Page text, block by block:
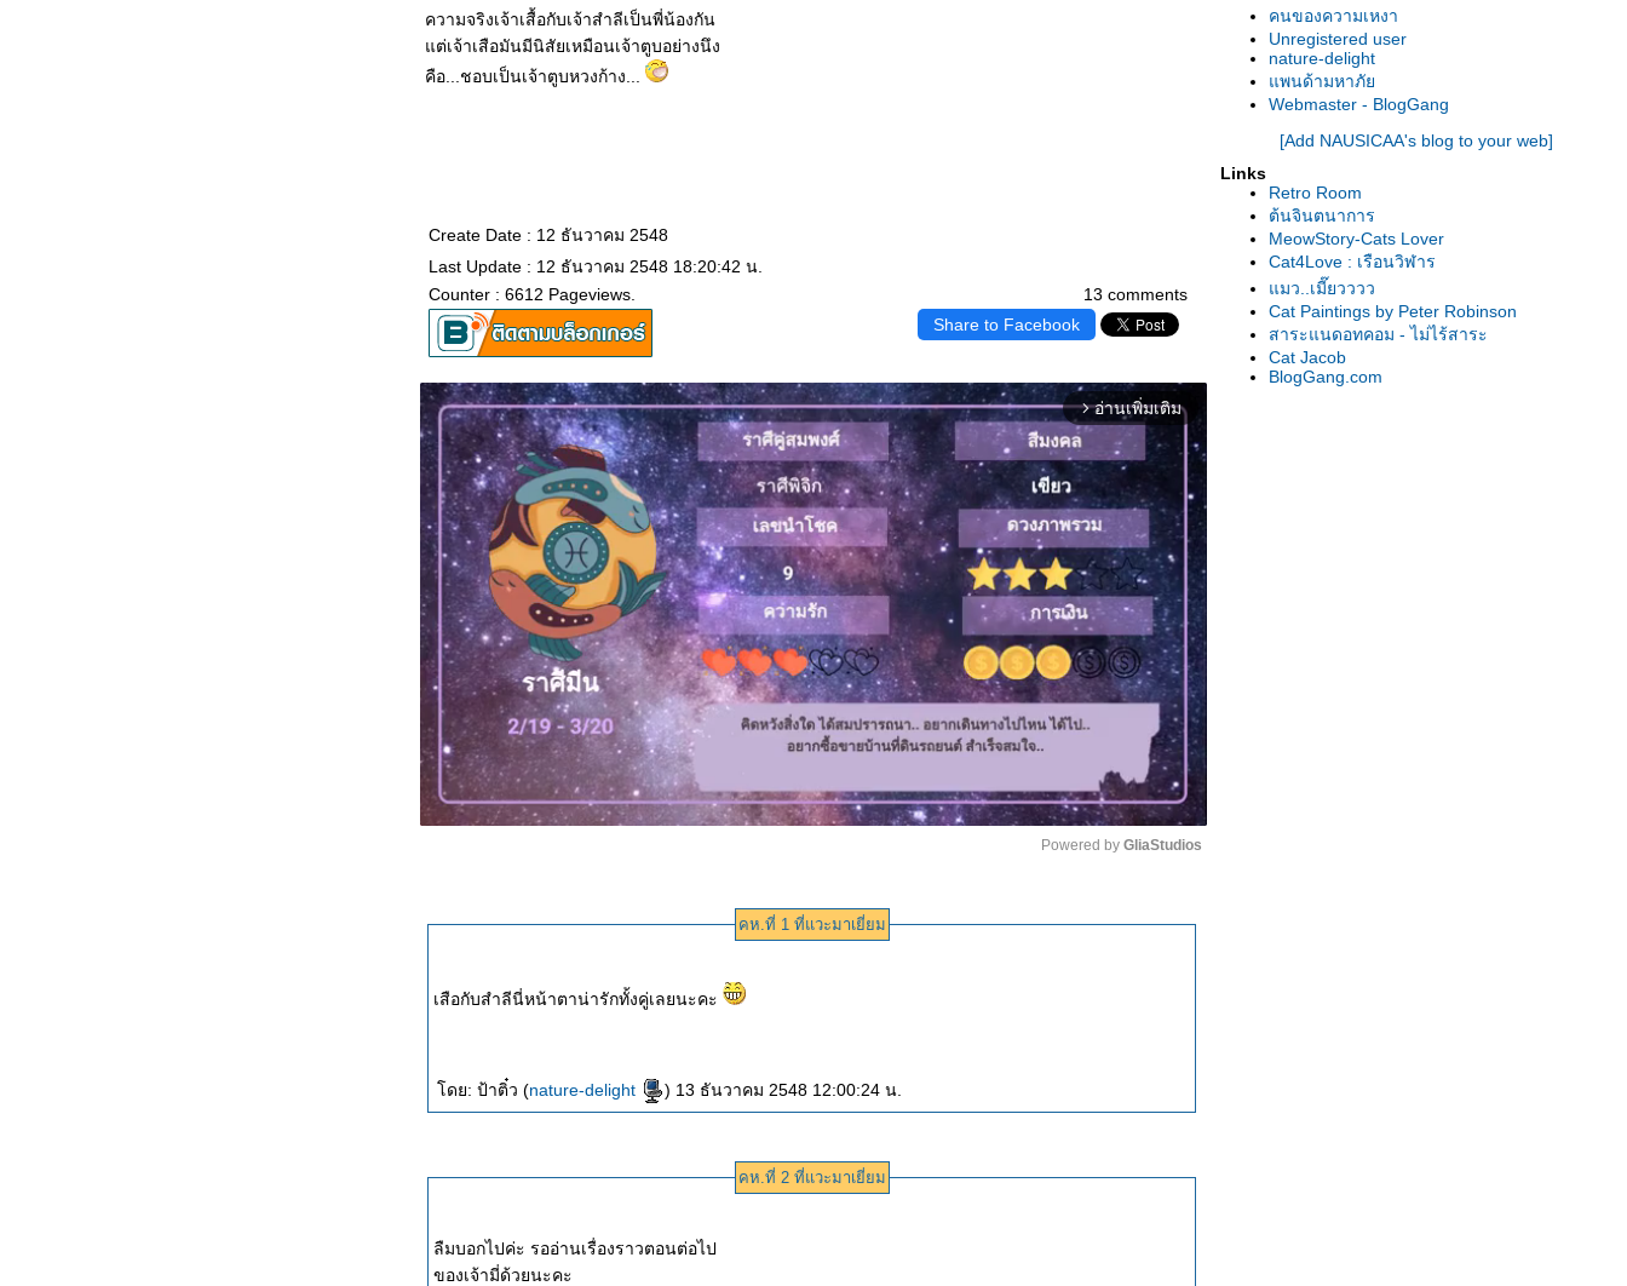
ความจริงเจ้าเสื้อกับเจ้าสำลีเป็นพี่น้องกัน
ต่เจ้าเสือมันมีนิสัยเหมือนเจ้าตูบอย่างนึง
คือ...ชอบเป็นเจ้าตูบหวงก้าง...
Create Date : 12 ธันวาคม 2548
13 comments
Last Update : 12 ธันวาคม 2548 18:20:42 น.
Counter : 6612 Pageviews.
Share to Facebook
arrow_forward_ios อ่านเพิ่มเติม
Powered by GliaStudios
คห.ที่ 1 ที่แวะมาเยี่ยม
เสือกับสำลีนี่หน้าตาน่ารักทั้งคู่เลยนะคะ
ดย: ป้าติ๋ว (nature-delight ) 13 ธันวาคม 2548 12:00:24 น.
คห.ที่ 2 ที่แวะมาเยี่ยม
ลืมบอกไปค่ะ รออ่านเรื่องราวตอนต่อไป
ของเจ้ามี่ด้วยนะคะ
คนของความเหงา
Unregistered user
nature-delight
พนด้ามหาภั
Webmaster - BlogGang
[Add NAUSICAA's blog to your web]
Links
Retro Room
ต้นจินตนาการ
MeowStory-Cats Lover
Cat4Love : เรือนวิฬาร
มว..เมี๊ยวววว
Cat Paintings by Peter Robinson
สาระแนดอทคอม - ไม่ไร้สาระ
Cat Jacob
BlogGang.com